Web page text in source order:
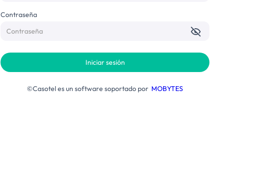
Contraseña
©Casotel es un software soportado por MOBYTES